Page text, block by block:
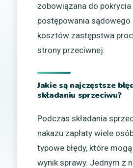
zobowiązana do
postępowania sądowego
kosztów zastępstwa
strony przeciwnej.
Jakie są najczęstsze
składaniu sprzeciwu?
Podczas składania
nakazu zapłaty wiele
typowe błędy, które mogą
wynik sprawy. Jednym z